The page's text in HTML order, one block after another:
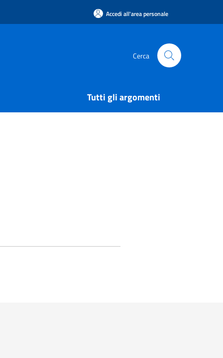
Accedi all'area personale
Cerca
Tutti gli argomenti